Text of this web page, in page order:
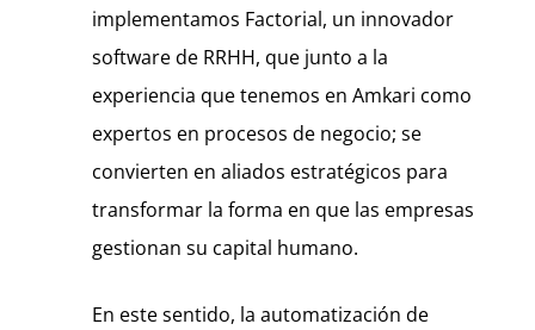
implementamos Factorial, un innovador
software de RRHH, que junto a la
experiencia que tenemos en Amkari como
expertos en procesos de negocio; se
convierten en aliados estratégicos para
transformar la forma en que las empresas
gestionan su capital humano.
En este sentido, la automatización de